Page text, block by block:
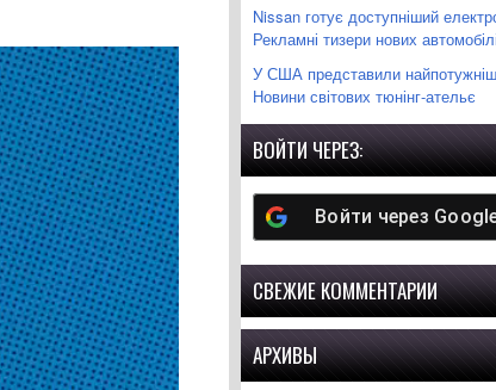
Nissan готує доступніший
Рекламні тизери нових
У США представили
Новини світових тюнінг-ательє
ВОЙТИ ЧЕРЕЗ:
Войти через
СВЕЖИЕ КОММЕНТАРИИ
АРХИВЫ